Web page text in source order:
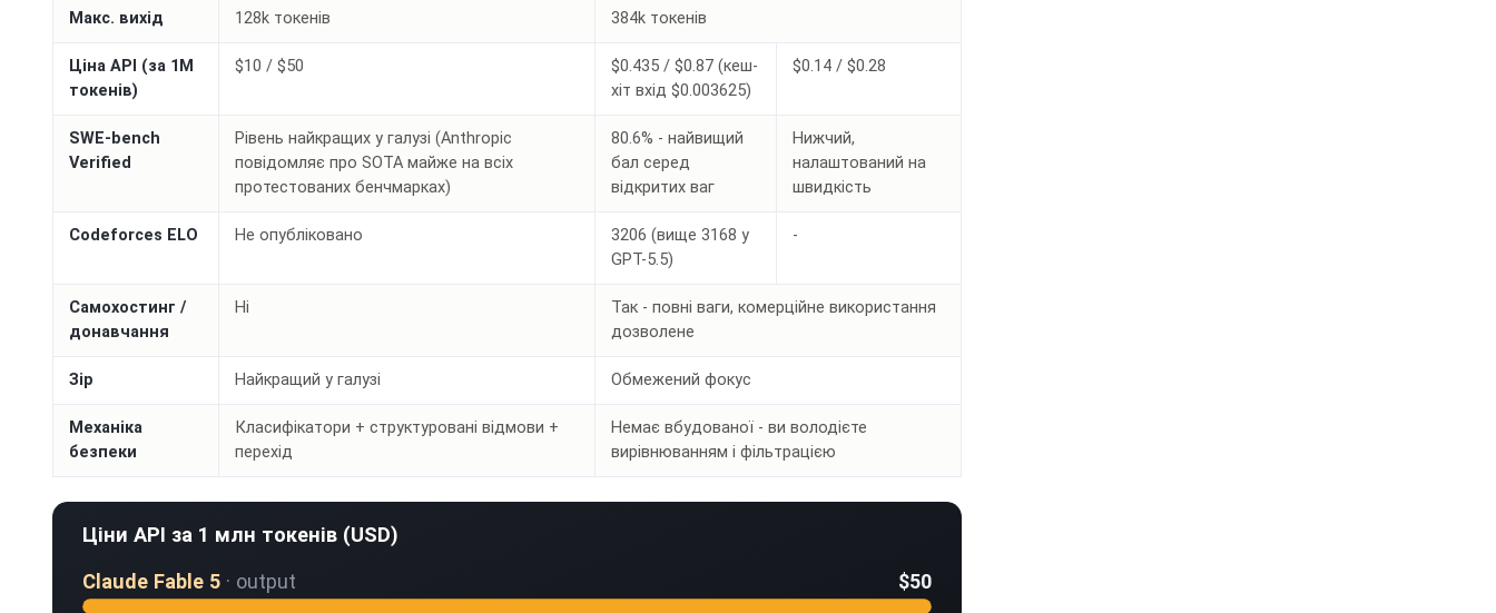
Макс. вихід 128k токенів 384k токенів
Ціна API (за 1M
токенів)
$10 / $50
$0.435 / $0.87 (кеш-
хіт вхід $0.003625)
$0.14 / $0.28
SWE-bench
Verified
Рівень найкращих у галузі (Anthropic
повідомляє про SOTA майже на всіх
протестованих бенчмарках)
80.6% - найвищий
бал серед
відкритих ваг
Нижчий,
налаштований на
швидкість
Codeforces ELO Не опубліковано
3206 (вище 3168 у
GPT-5.5)
-
Самохостинг /
донавчання
Ні
Так - повні ваги, комерційне використання
дозволене
Зір Найкращий у галузі Обмежений фокус
Механіка
безпеки
Класифікатори + структуровані відмови +
перехід
Немає вбудованої - ви володієте
вирівнюванням і фільтрацією
Ціни API за 1 млн токенів (USD)
Claude Fable 5 · output $50